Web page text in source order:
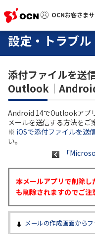
OCNお客さま
OCNお客さまサポート
サポートトップ
サービス名から探
よくあるご質問
工事・故障情報
各種ダウンロード
お問い合わせ
設定・トラブル
添付ファイルを
Outlook｜
Android 14でOutlookアプ
メールを送信する方法をご
※ iOSで添付ファイルを送
い。
「
本メールアプリで削除
も削除されますのでご注
メールの作成画面から